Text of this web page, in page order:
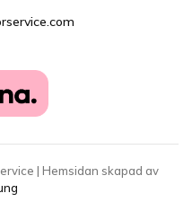
| Hemsidan skapad av